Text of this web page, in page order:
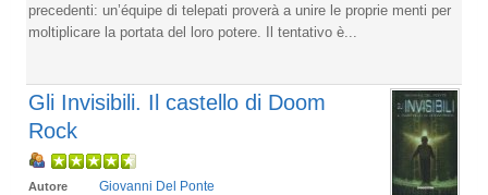
precedenti: un’équipe di telepati proverà a unire le proprie menti per
moltiplicare la portata del loro potere. Il tentativo è...
Gli Invisibili. Il castello di Doom
Rock
Autore Giovanni Del Ponte